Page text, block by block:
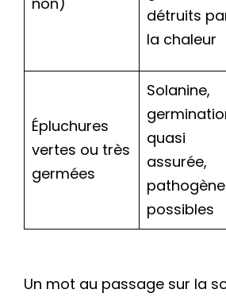
détruits
la chaleur
Épluchures
vertes ou très
germées
Solanine,
quasi
assurée,
possibles
Un mot au passage sur la